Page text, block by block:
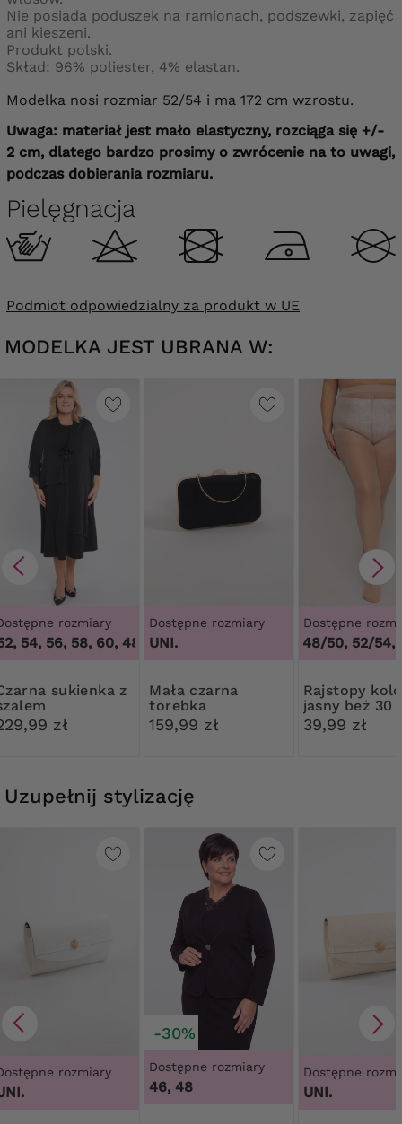
Nie posiada poduszek na ramionach, podszewki, zapięć
ani kieszeni.
Produkt polski.
Skład: 96% poliester, 4% elastan.
Modelka nosi rozmiar 52/54 i ma 172 cm wzrostu.
Uwaga: materiał jest mało elastyczny, rozciąga się +/-
2 cm, dlatego bardzo prosimy o zwrócenie na to uwagi,
podczas dobierania rozmiaru.
Pielęgnacja
Podmiot odpowiedzialny za produkt w UE
MODELKA JEST UBRANA W:
rozmiary
54, 56, 58, 60,48, 50, 52, 54, 56, 58, 60
z
zł
Dostępne rozmiary
UNI.
Mała czarna
torebka
diamentowe
zapięcie
159,99 zł
Dostępne
44/46, 48/50, 52/54,
Rajstopy kolor
jasny beż 30
Ribessa
39,99 zł
Uzupełnij stylizację
rozmiary
-30%
Dostępne rozmiary
46, 48
Dostępne
UNI.